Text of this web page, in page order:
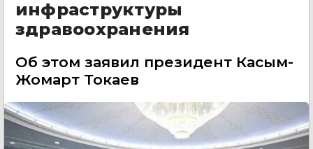
инфраструктуры
здравоохранения
Об этом заявил президент Касым-
Жомарт Токаев